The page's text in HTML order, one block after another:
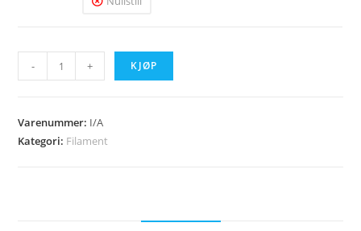
-
Neonfarger
(Fluorescent)
+ KJØP
Varenummer: I/A
Kategori: Filament